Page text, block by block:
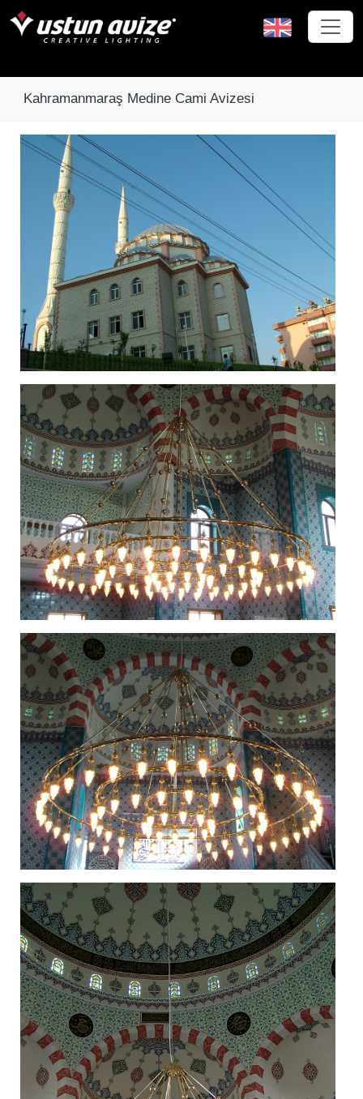
Kahramanmaraş Medine Cami Avizesi